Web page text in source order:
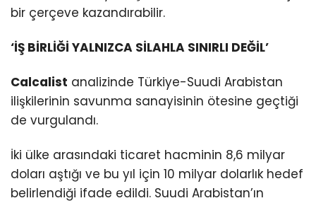
bir çerçeve kazandırabilir.
‘İŞ BİRLİĞİ YALNIZCA SİLAHLA SINIRLI DEĞİL’
Calcalist analizinde Türkiye-Suudi Arabistan
ilişkilerinin savunma sanayisinin ötesine geçtiği
de vurgulandı.
İki ülke arasındaki ticaret hacminin 8,6 milyar
doları aştığı ve bu yıl için 10 milyar dolarlık hedef
belirlendiği ifade edildi. Suudi Arabistan’ın